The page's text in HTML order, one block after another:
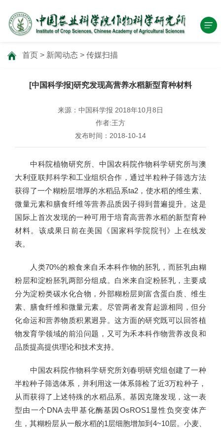
首页 > 新闻动态 > 传媒扫描
[中国科学报]研究发现高营养水稻新型育种材料
来源：中国科学报 2018年10月8日
作者:王方
发布时间：2018-10-14
中科院植物研究所、中国农科院作物科学研究所与澳
大利亚联邦科学和工业组织合作，通过半粒种子筛选方法
获得了一个糊粉层增厚的水稻品系ta2，使水稻的维生素、
微量元素和膳食纤维等营养品质因子得到普遍提升。这是
国际上首次发现的一种可用于培育高营养水稻的新型育种
材料。该成果日前在美国《国家科学院院刊》上在线发
表。
人类70%的粮食来自禾本科作物的胚乳，而胚乳由糊
粉层和淀粉胚乳两部分组成。白米来自淀粉胚乳，主要成
分为淀粉类碳水化合物，外部糊粉层则富含蛋白质、维生
素、膳食纤维和微量元素。尽管两者发育起源相同，但分
化命运和营养物质积累迥异。这方面的研究既可以回答植
物发育学领域的前沿问题，又可为禾本科作物营养改良和
品质提高提供理论和技术支持。
中国农科院作物科学研究所刘春明研究组创建了一种
半粒种子筛选体系，并利用这一体系筛检了近3万粒种子，
从而获得了上述特殊的水稻品系。基因克隆发现，这一表
型由一个DNA去甲基化酶基因OsROS1显性负突变体产
生，其糊粉层从一般水稻的1层细胞增加到4~10层。小麦、